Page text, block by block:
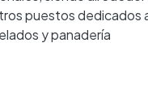
puestos dedicados
y panadería